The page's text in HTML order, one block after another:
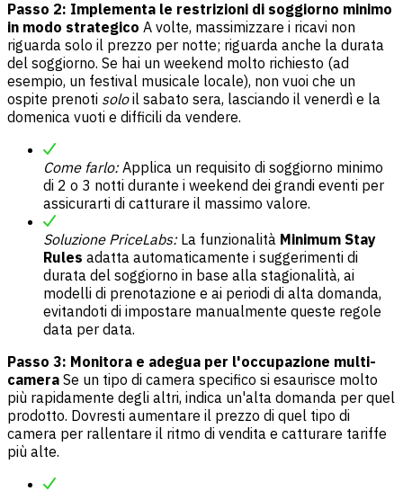
Passo 2: Implementa le restrizioni di soggiorno minimo
in modo strategico A volte, massimizzare i ricavi non
riguarda solo il prezzo per notte; riguarda anche la durata
del soggiorno. Se hai un weekend molto richiesto (ad
esempio, un festival musicale locale), non vuoi che un
ospite prenoti soloil sabato sera, lasciando il venerdì e la
domenica vuoti e difficili da vendere.
Come farlo:Applica un requisito di soggiorno minimo
di 2 o 3 notti durante i weekend dei grandi eventi per
assicurarti di catturare il massimo valore.
Soluzione PriceLabs:La funzionalità Minimum Stay
Rules adatta automaticamente i suggerimenti di
durata del soggiorno in base alla stagionalità, ai
modelli di prenotazione e ai periodi di alta domanda,
evitandoti di impostare manualmente queste regole
data per data.
Passo 3: Monitora e adegua per l'occupazione multi-
camera Se un tipo di camera specifico si esaurisce molto
più rapidamente degli altri, indica un'alta domanda per quel
prodotto. Dovresti aumentare il prezzo di quel tipo di
camera per rallentare il ritmo di vendita e catturare tariffe
più alte.